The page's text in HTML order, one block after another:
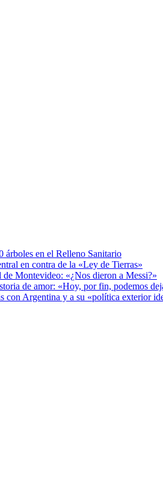
en el Relleno Sanitario
en contra de la «Ley de Tierras»
Montevideo: «¿Nos dieron a Messi?»
de amor: «Hoy, por fin, podemos
Argentina y a su «política exterior